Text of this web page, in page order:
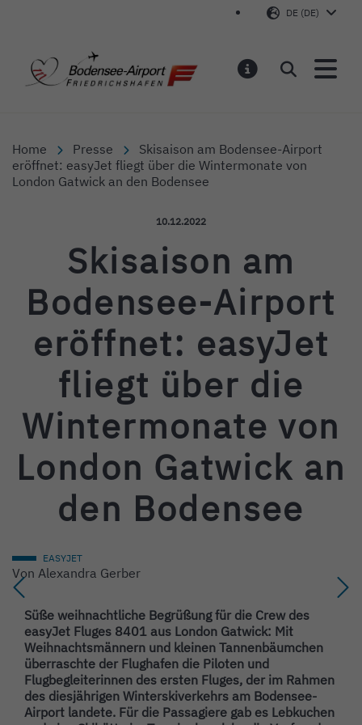
DE (DE)
Bodensee-Airport
Suchen
Home Presse
Skisaison am Bodensee-Airport
eröffnet: easyJet fliegt über die Wintermonate von
London Gatwick an den Bodensee
Veröffentlicht am:
10.12.2022
Skisaison am
Bodensee-Airport
eröffnet: easyJet
fliegt über die
Wintermonate von
London Gatwick an
den Bodensee
EASYJET
Von Alexandra Gerber
Süße weihnachtliche Begrüßung für die Crew des
easyJet Fluges 8401 aus London Gatwick: Mit
Weihnachtsmännern und kleinen Tannenbäumchen
überraschte der Flughafen die Piloten und
Flugbegleiterinnen des ersten Fluges, der im Rahmen
des diesjährigen Winterskiverkehrs am Bodensee-
Airport landete. Für die Passagiere gab es Lebkuchen